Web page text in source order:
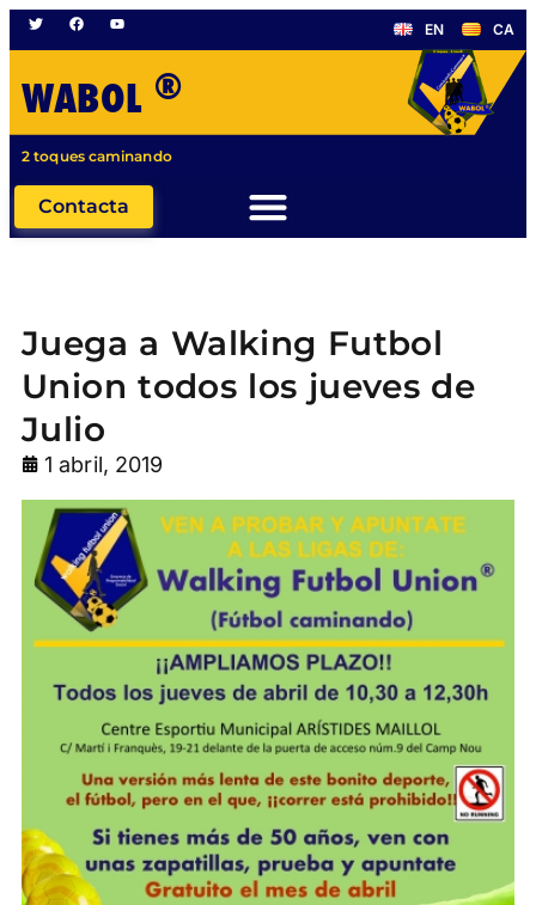
EN CA
WABOL ®
2 toques caminando
Contacta
Juega a Walking Futbol
Union todos los jueves de
Julio
1 abril, 2019